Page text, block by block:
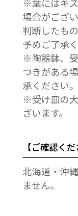
場合がござ
判断したも
予めご了承
※陶器鉢、
つきがある
承ください。
※受け皿の
ざいます。
【ご確認くだ
北海道・沖
ません。